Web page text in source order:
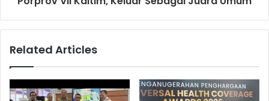
Related Articles